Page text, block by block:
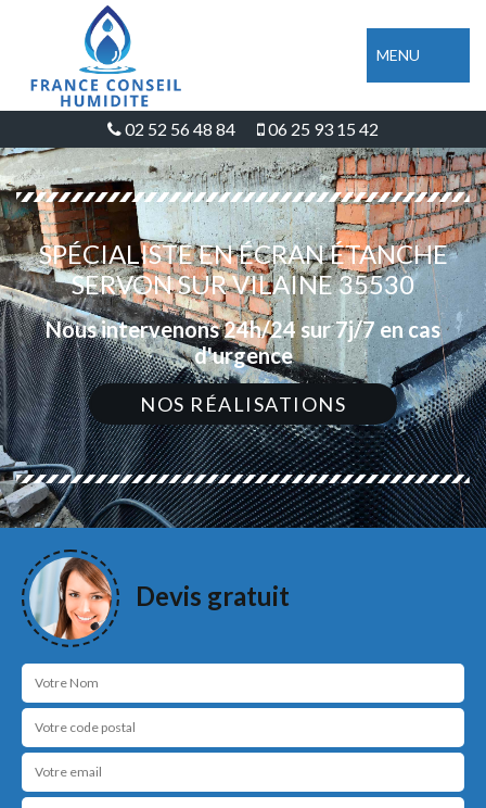
MENU
02 52 56 48 84 06 25 93 15 42
SPÉCIALISTE EN ÉCRAN ÉTANCHE
SERVON SUR VILAINE 35530
Nous intervenons 24h/24 sur 7j/7 en cas
d'urgence
NOS RÉALISATIONS
Devis gratuit